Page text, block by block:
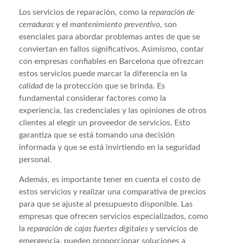
Los servicios de reparación, como lareparación de
cerraduras y elmantenimiento preventivo, son
esenciales para abordar problemas antes de que se
conviertan en fallos significativos. Asimismo, contar
con empresas confiables en Barcelona que ofrezcan
estos servicios puede marcar la diferencia en la
calidadde la protección que se brinda. Es
fundamental considerar factores como la
experiencia, las credenciales y las opiniones de otros
clientes al elegir un proveedor de servicios. Esto
garantiza que se está tomando una decisión
informada y que se está invirtiendo en la seguridad
personal.
Además, es importante tener en cuenta el costo de
estos servicios y realizar una comparativa de precios
para que se ajuste al presupuesto disponible. Las
empresas que ofrecen servicios especializados, como
lareparación de cajas fuertes digitales y servicios de
emergencia, pueden proporcionar soluciones a